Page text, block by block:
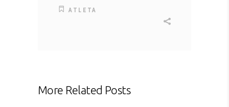
ATLETA
More Related Posts